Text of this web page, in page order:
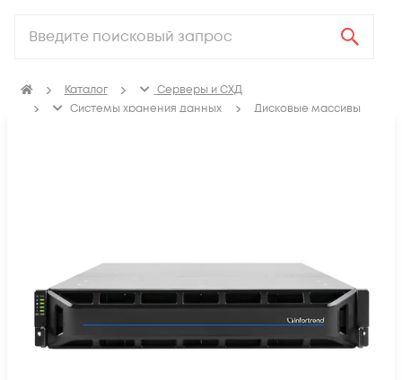
Каталог
Серверы и СХД
Системы хранения данных
Дисковые массивы